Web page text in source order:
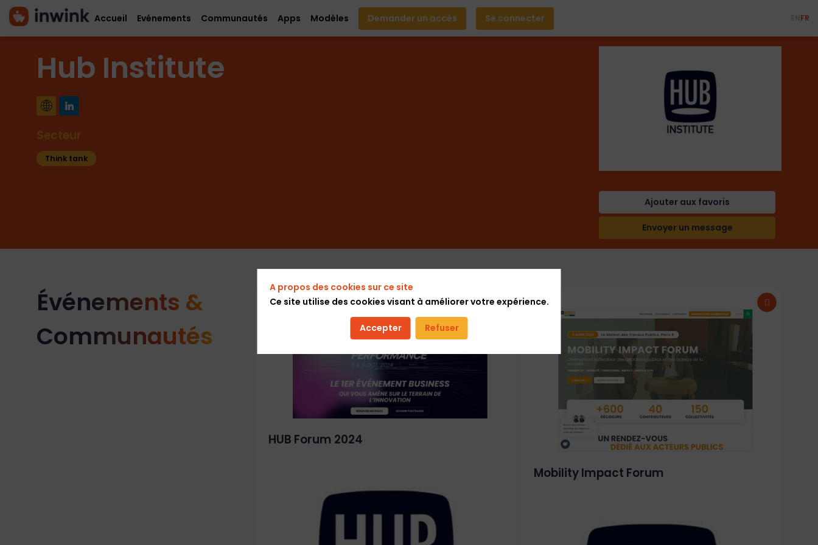
Accueil Evénements Communautés Apps Modèles Demander un accès Se connecter FR
Hub Institute
Secteur
Think tank
Ajouter aux favoris
Envoyer un message
Événements &
Communautés
HUB Forum 2024
Mobility Impact Forum
A propos des cookies sur ce site
Ce site utilise des cookies visant à améliorer votre expérience.
Accepter Refuser